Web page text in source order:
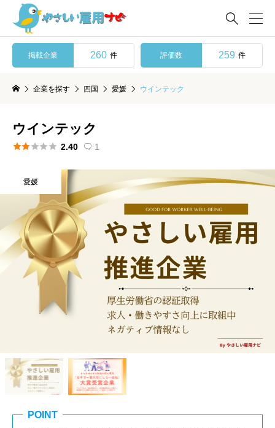

掲載企業 260 件 評価数 259 件
企業を探す 四国 愛媛 ウインテック
ウインテック
 2.40  1
愛媛
POINT